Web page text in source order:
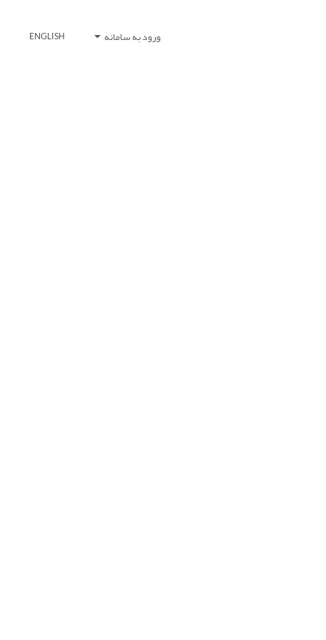
ورود به سامانه ENGLISH